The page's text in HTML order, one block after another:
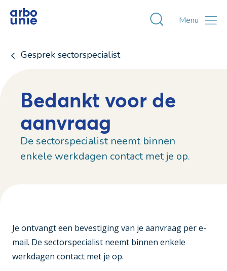
Toggle
Menu
Gesprek sectorspecialist
Bedankt voor de
aanvraag
De sectorspecialist neemt binnen
enkele werkdagen contact met je op.
Je ontvangt een bevestiging van je aanvraag per e-
mail. De sectorspecialist neemt binnen enkele
werkdagen contact met je op.